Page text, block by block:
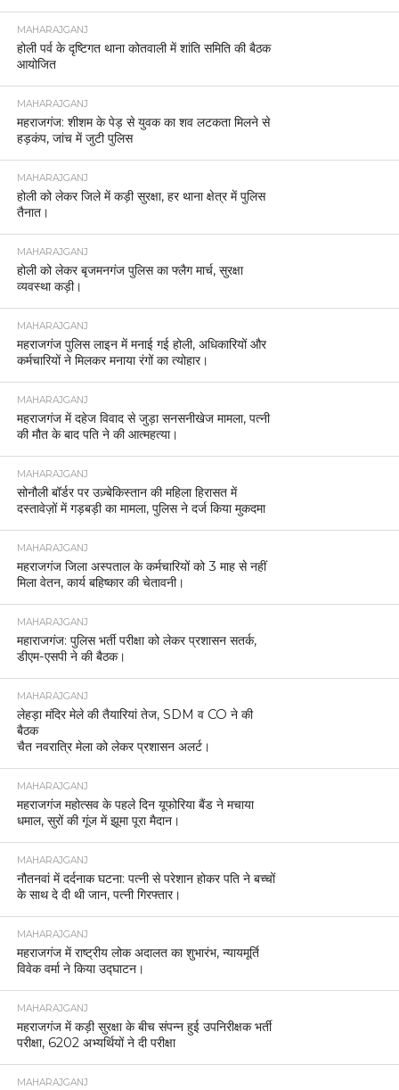
MAHARAJGANJ
होली पर्व के दृष्टिगत थाना कोतवाली में शांति समिति की बैठक
आयोजित
MAHARAJGANJ
महराजगंज: शीशम के पेड़ से युवक का शव लटकता मिलने से
हड़कंप, जांच में जुटी पुलिस
MAHARAJGANJ
होली को लेकर जिले में कड़ी सुरक्षा, हर थाना क्षेत्र में पुलिस
तैनात।
MAHARAJGANJ
होली को लेकर बृजमनगंज पुलिस का फ्लैग मार्च, सुरक्षा
व्यवस्था कड़ी।
MAHARAJGANJ
महराजगंज पुलिस लाइन में मनाई गई होली, अधिकारियों और
कर्मचारियों ने मिलकर मनाया रंगों का त्योहार।
MAHARAJGANJ
महराजगंज में दहेज विवाद से जुड़ा सनसनीखेज मामला, पत्नी
की मौत के बाद पति ने की आत्महत्या।
MAHARAJGANJ
सोनौली बॉर्डर पर उज़्बेकिस्तान की महिला हिरासत में
दस्तावेज़ों में गड़बड़ी का मामला, पुलिस ने दर्ज किया मुकदमा
MAHARAJGANJ
महराजगंज जिला अस्पताल के कर्मचारियों को 3 माह से नहीं
मिला वेतन, कार्य बहिष्कार की चेतावनी।
MAHARAJGANJ
महाराजगंज: पुलिस भर्ती परीक्षा को लेकर प्रशासन सतर्क,
डीएम-एसपी ने की बैठक।
MAHARAJGANJ
लेहड़ा मंदिर मेले की तैयारियां तेज, SDM व CO ने की
बैठक
चैत नवरात्रि मेला को लेकर प्रशासन अलर्ट।
MAHARAJGANJ
महराजगंज महोत्सव के पहले दिन यूफोरिया बैंड ने मचाया
धमाल, सुरों की गूंज में झूमा पूरा मैदान।
MAHARAJGANJ
नौतनवां में दर्दनाक घटना: पत्नी से परेशान होकर पति ने बच्चों
के साथ दे दी थी जान, पत्नी गिरफ्तार।
MAHARAJGANJ
महराजगंज में राष्ट्रीय लोक अदालत का शुभारंभ, न्यायमूर्ति
विवेक वर्मा ने किया उद्घाटन।
MAHARAJGANJ
महराजगंज में कड़ी सुरक्षा के बीच संपन्न हुई उपनिरीक्षक भर्ती
परीक्षा, 6202 अभ्यर्थियों ने दी परीक्षा
MAHARAJGANJ